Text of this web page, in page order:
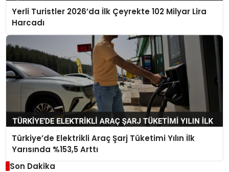
Yerli Turistler 2026’da İlk Çeyrekte 102 Milyar Lira
Harcadı
Türkiye’de Elektrikli Araç Şarj Tüketimi Yılın İlk
Yarısında %153,5 Arttı
Son Dakika